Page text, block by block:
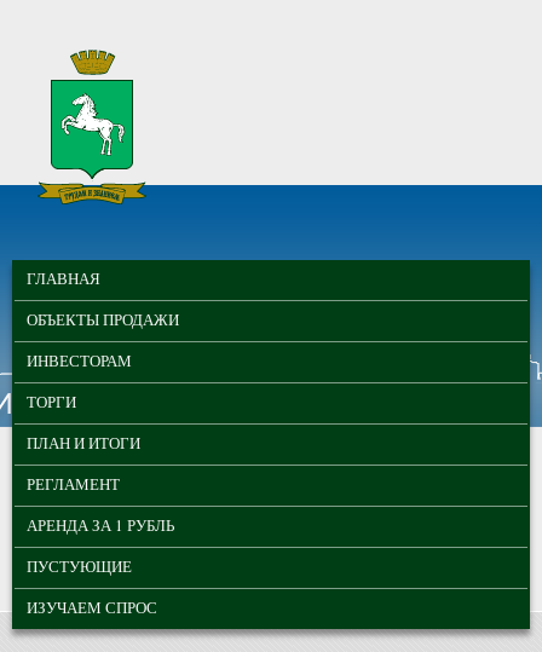
МУНИЦИПАЛЬНЫЕ
ТОРГИ ГОРОДА
ТОМСКА
ГЛАВНОЕ МЕНЮ
ГЛАВНАЯ
ОБЪЕКТЫ ПРОДАЖИ
ИНВЕСТОРАМ
ТОРГИ
ПЛАН И ИТОГИ
РЕГЛАМЕНТ
АРЕНДА ЗА 1 РУБЛЬ
ПУСТУЮЩИЕ
ИЗУЧАЕМ СПРОС